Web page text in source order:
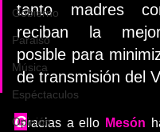
Gobierno
Paraiso
Música
Espéctaculos
Opinión
tanto madres
reciban la
posible para
de transmisión del
Gracias a ello Mesón